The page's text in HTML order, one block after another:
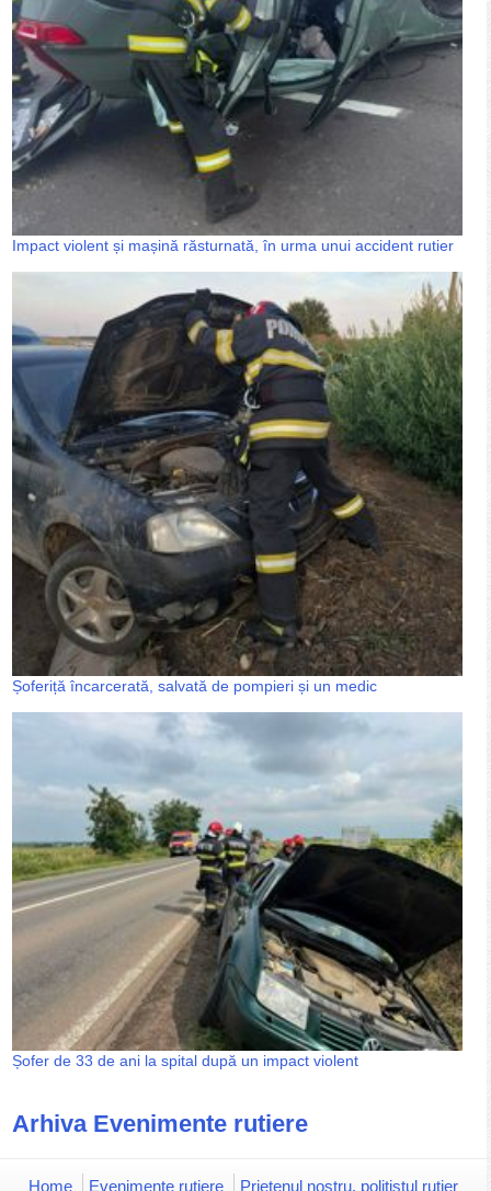
Impact violent și mașină răsturnată, în urma unui accident rutier
Șoferiță încarcerată, salvată de pompieri și un medic
Șofer de 33 de ani la spital după un impact violent
Arhiva Evenimente rutiere
Home Evenimente rutiere Prietenul nostru, polițistul rutier